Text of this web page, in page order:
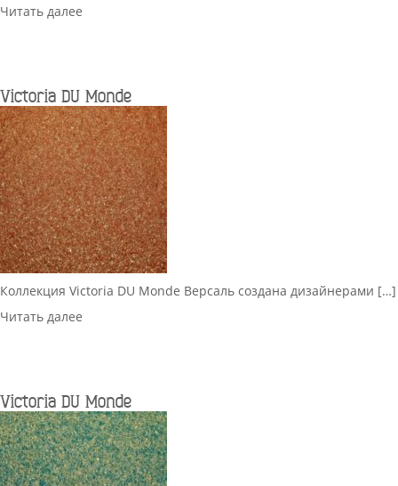
Читать далее
Victoria DU Monde
Коллекция Victoria DU Monde Версаль создана дизайнерами […]
Читать далее
Victoria DU Monde